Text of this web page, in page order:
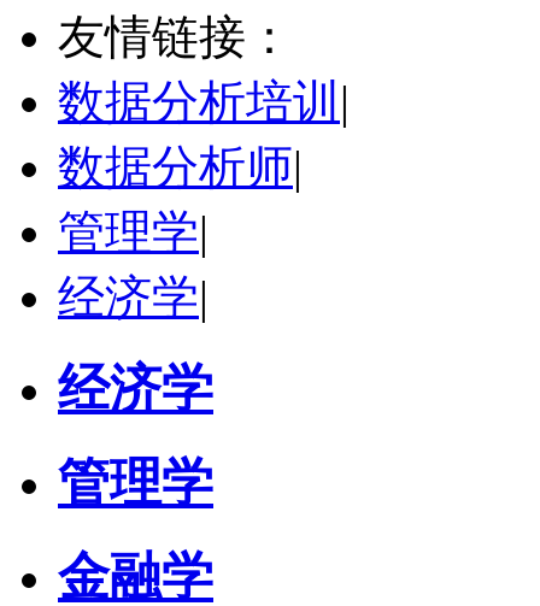
硕导
学校：中南民族大学
立即咨询
友情链接：
数据分析培训 |
数据分析师|
管理学|
经济学|
经济学
管理学
金融学